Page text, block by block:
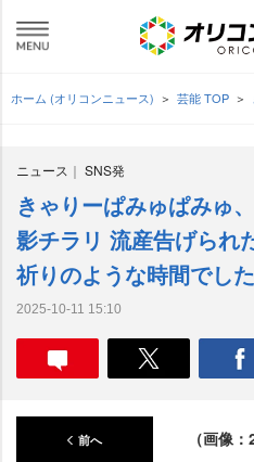
ホーム (オリコンニュース) 芸能 TOP
ニュース SNS発
きゃりーぱみゅぱみゅ
影チラリ 流産告げられ
祈りのような時間でした
2025-10-11 15:10
前へ （画像：